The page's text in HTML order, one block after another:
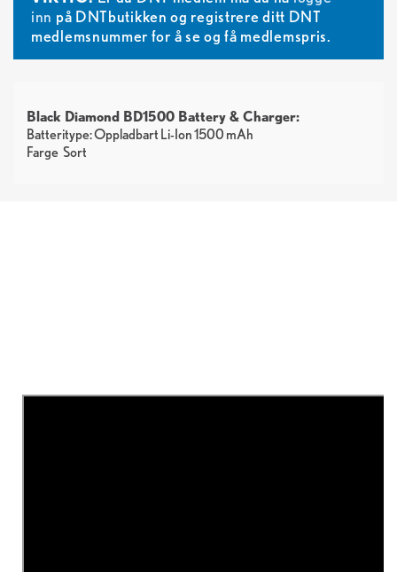
inn på DNTbutikken og registrere ditt DNT
medlemsnummer for å se og få medlemspris.
Black Diamond BD1500 Battery & Charger:
Batteritype: Oppladbart Li-Ion 1500 mAh
Farge Sort